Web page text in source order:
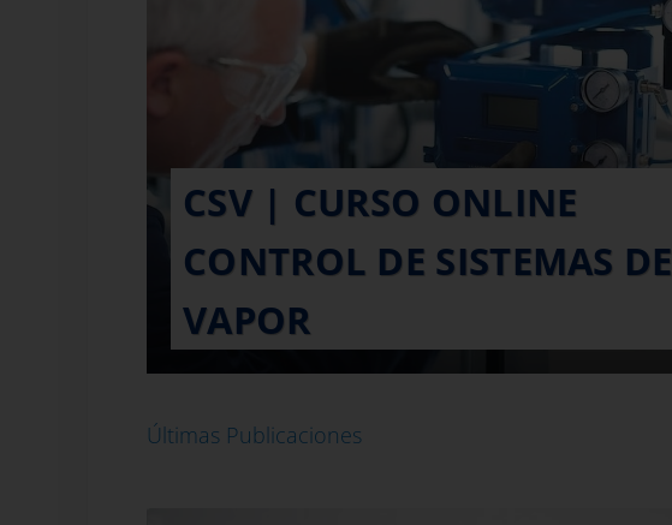
CSV | CURSO ONLINE
CONTROL DE SISTEMAS DE
VAPOR
Últimas Publicaciones